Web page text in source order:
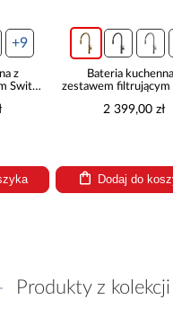
+9
z
Switch
Bateria
zestawem filtrującym
2 399,00 zł
Dodaj do
Produkty z kolekcji